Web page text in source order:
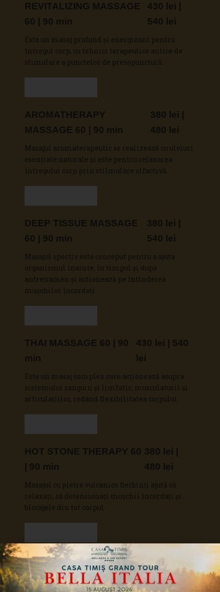
REVITALIZING MASSAGE
60 | 90 min
430 lei |
540 lei
Este un masaj profund și energizant pentru
întregul corp, cu tehnici terapeutice antice de
stimulare a punctelor de presopunctură.
AROMATHERAPY
MASSAGE 60 | 90 min
380 lei |
480 lei
Masajul aromaterapeutic se realizează cu uleiuri
esențiale naturale și este pentru relaxarea
întregului corp prin stilmulare olfactivă.
DEEP TISSUE MASSAGE
60 | 90 min
380 lei |
540 lei
Masajul sportiv este conceput pentru a ajuta
organismul înainte, în timpul și după
antrenamen și actionează pe întinderea
mușchilor încordați.
THAI MASSAGE 60 | 90
min
430 lei | 540
lei
Este un masaj complex care acționează asupra
sistemului sanguin și limfatic, musculaturii și
articulațiilor, redând flexibilitatea corpului.
HOT STONE THERAPY 60
| 90 min
380 lei |
480 lei
Masajul cu pietre vulcanice fierbinți ajută să
relaxați, să detensionați mușchii încordați și
blocajele din tot corpul.
BACK MASSAGE 30 | 60
min
260 lei | 380
lei